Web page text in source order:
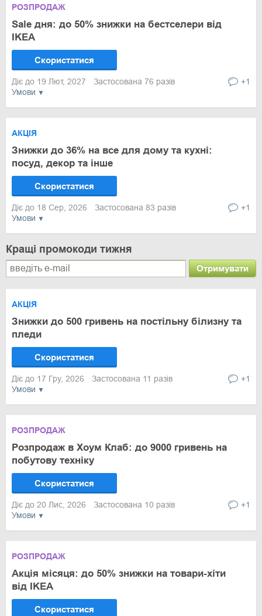
Умови
РОЗПРОДАЖ
Sale дня: до 50% знижки на бестселери від
IKEA
Скористатися
Діє до 19 Лют, 2027 Застосована 76 разів +1
Умови
АКЦІЯ
Знижки до 36% на все для дому та кухні:
посуд, декор та інше
Скористатися
Діє до 18 Сер, 2026 Застосована 83 разів +1
Кращі промокоди тижня
Отримувати
Умови
АКЦІЯ
Знижки до 500 гривень на постільну білизну та
пледи
Скористатися
Діє до 17 Гру, 2026 Застосована 11 разів +1
Умови
РОЗПРОДАЖ
Розпродаж в Хоум Клаб: до 9000 гривень на
побутову техніку
Скористатися
Діє до 20 Лис, 2026 Застосована 10 разів +1
РОЗПРОДАЖ
Акція місяця: до 50% знижки на товари-хіти
від IKEA
Скористатися